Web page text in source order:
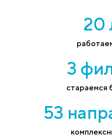
20
3
стараемся
53